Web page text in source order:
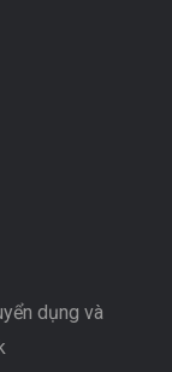
dụng và